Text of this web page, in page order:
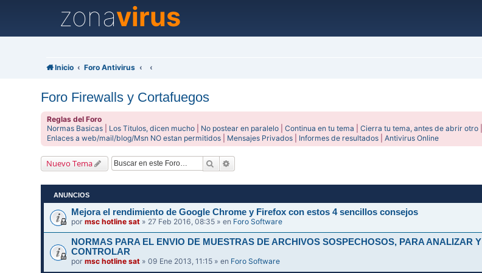
zonavirus
Inicio Foro Antivirus
Foro Firewalls y Cortafuegos
Reglas del Foro
Normas Basicas
Los Titulos, dicen mucho No postear en paralelo |Continua en tu tema |Cierra tu tema, antes de abrir otro
Enlaces a web/mail/blog/Msn NO estan permitidos
Mensajes Privados Informes de resultados |Antivirus Online
Nuevo Tema Buscar
ANUNCIOS
Mejora el rendimiento de Google Chrome y Firefox con estos 4 sencillos consejos
pormsc hotline sat » 27 Feb 2016, 08:35 » en Foro Software
NORMAS PARA EL ENVIO DE MUESTRAS DE ARCHIVOS SOSPECHOSOS, PARA ANALIZAR Y
CONTROLAR
pormsc hotline sat » 09 Ene 2013, 11:15 » en Foro Software